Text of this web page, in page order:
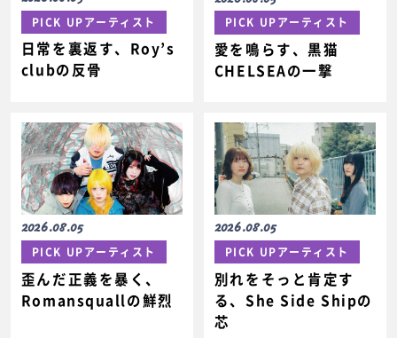
PICK UPアーティスト
日常を裏返す、Roy’s
clubの反骨
PICK UPアーティスト
愛を鳴らす、黒猫
CHELSEAの一撃
2026.08.05
PICK UPアーティスト
歪んだ正義を暴く、
Romansquallの鮮烈
2026.08.05
PICK UPアーティスト
別れをそっと肯定す
る、She Side Shipの
芯